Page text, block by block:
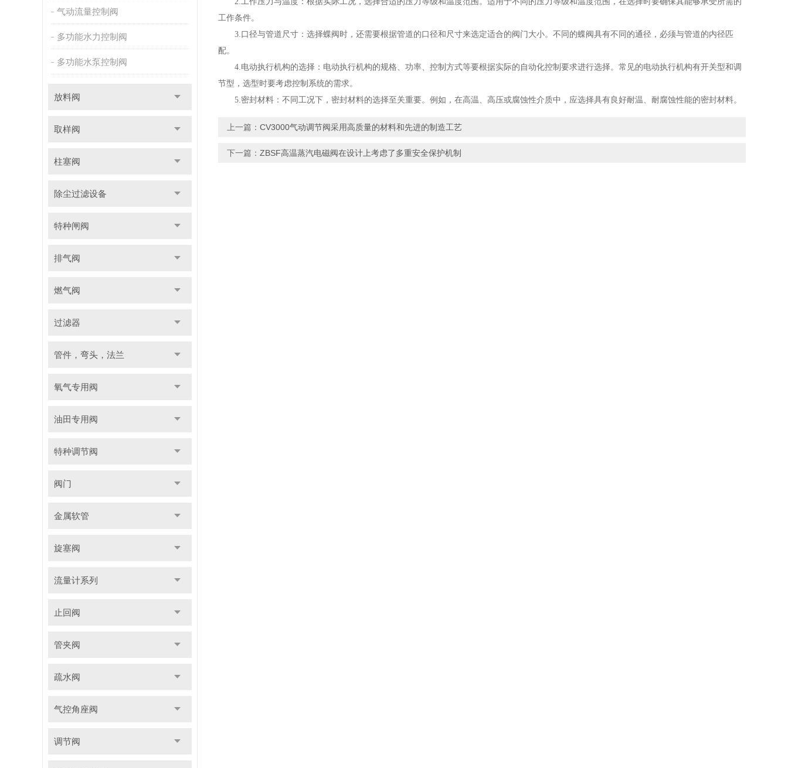
气动流量控制阀
多功能水力控制阀
多功能水泵控制阀
放料阀
取样阀
柱塞阀
除尘过滤设备
特种闸阀
排气阀
燃气阀
过滤器
管件，弯头，法兰
氧气专用阀
油田专用阀
特种调节阀
阀门
金属软管
旋塞阀
流量计系列
止回阀
管夹阀
疏水阀
气控角座阀
调节阀
工作条件。
3.口径与管道尺寸：选择蝶阀时，还需要根据管道的口径和尺寸来选定适合的阀门大小。不同的蝶阀具有不同的通径，必须与管道的内径匹
配。
4.电动执行机构的选择：电动执行机构的规格、功率、控制方式等要根据实际的自动化控制要求进行选择。常见的电动执行机构有开关型和调
节型，选型时要考虑控制系统的需求。
5.密封材料：不同工况下，密封材料的选择至关重要。例如，在高温、高压或腐蚀性介质中，应选择具有良好耐温、耐腐蚀性能的密封材料。
上一篇： CV3000气动调节阀采用高质量的材料和先进的制造工艺
下一篇： ZBSF高温蒸汽电磁阀在设计上考虑了多重安全保护机制